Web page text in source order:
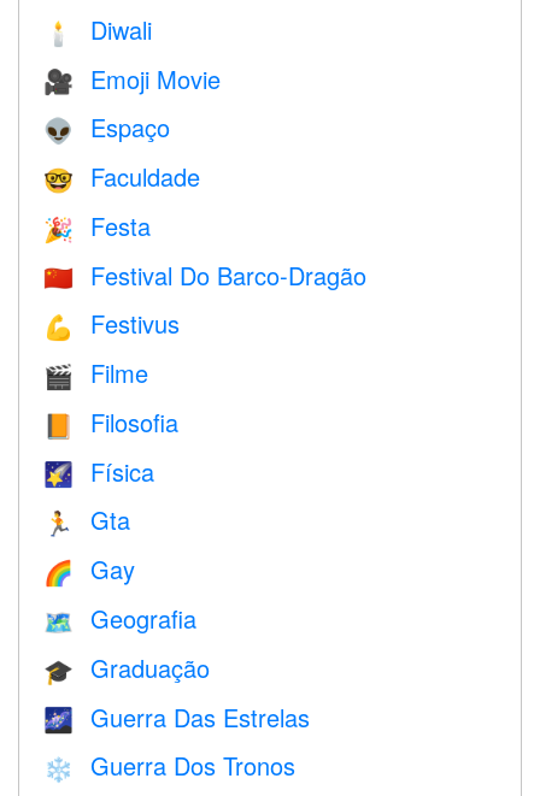
🕯 Diwali
🎥 Emoji Movie
👽 Espaço
🤓 Faculdade
🎉 Festa
🇨🇳 Festival Do Barco-Dragão
💪 Festivus
🎬 Filme
📙 Filosofia
🌠 Física
🏃 Gta
🌈 Gay
🗺 Geografia
🎓 Graduação
🌌 Guerra Das Estrelas
❄️ Guerra Dos Tronos